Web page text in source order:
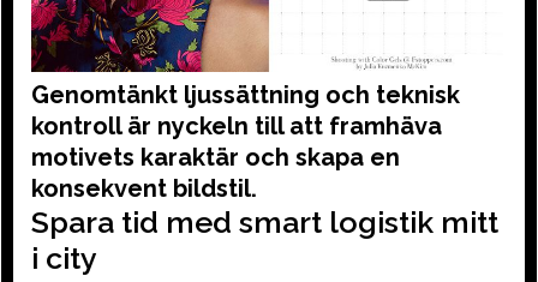
Genomtänkt ljussättning och teknisk
kontroll är nyckeln till att framhäva
motivets karaktär och skapa en
konsekvent bildstil.
Spara tid med smart logistik mitt
i city